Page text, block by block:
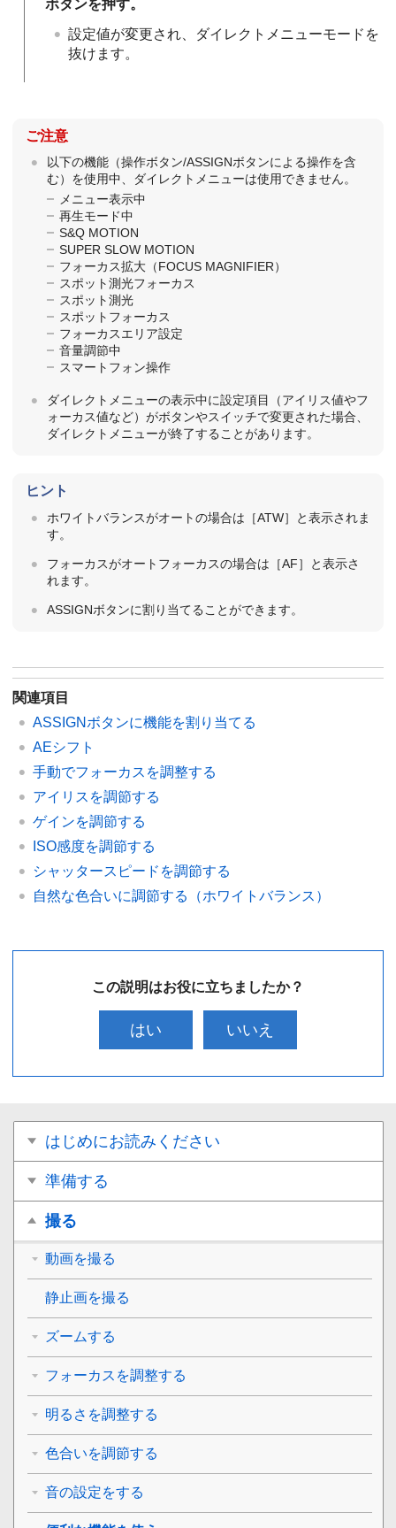
ボタンを押す。
設定値が変更され、ダイレクトメニューモードを
抜けます。
ご注意
以下の機能（操作ボタン/ASSIGNボタンによる操作を含
む）を使用中、ダイレクトメニューは使用できません。
メニュー表示中
再生モード中
S&Q MOTION
SUPER SLOW MOTION
フォーカス拡大（FOCUS MAGNIFIER）
スポット測光フォーカス
スポット測光
スポットフォーカス
フォーカスエリア設定
音量調節中
スマートフォン操作
ダイレクトメニューの表示中に設定項目（アイリス値やフ
ォーカス値など）がボタンやスイッチで変更された場合、
ダイレクトメニューが終了することがあります。
ヒント
ホワイトバランスがオートの場合は［ATW］と表示されま
す。
フォーカスがオートフォーカスの場合は［AF］と表示さ
れます。
ASSIGNボタンに割り当てることができます。
関連項目
ASSIGNボタンに機能を割り当てる
AEシフト
手動でフォーカスを調整する
アイリスを調節する
ゲインを調節する
ISO感度を調節する
シャッタースピードを調節する
自然な色合いに調節する（ホワイトバランス）
この説明はお役に立ちましたか？
はい いいえ
はじめにお読みください
準備する
撮る
動画を撮る
静止画を撮る
ズームする
フォーカスを調整する
明るさを調整する
色合いを調節する
音の設定をする